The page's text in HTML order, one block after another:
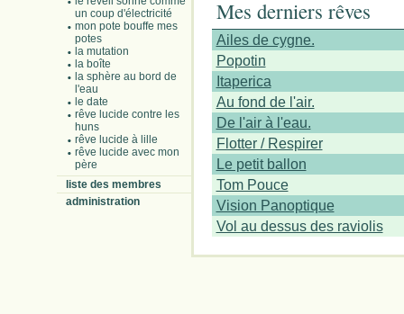
un coup d'électricité
mon pote bouffe mes
potes
la mutation
la boîte
la sphère au bord de
l'eau
le date
rêve lucide contre les
huns
rêve lucide à lille
rêve lucide avec mon
père
liste des membres
administration
Mes derniers rêves
Ailes de cygne.
Popotin
Itaperica
Au fond de l'air.
De l'air à l'eau.
Flotter / Respirer
Le petit ballon
Tom Pouce
Vision Panoptique
Vol au dessus des raviolis